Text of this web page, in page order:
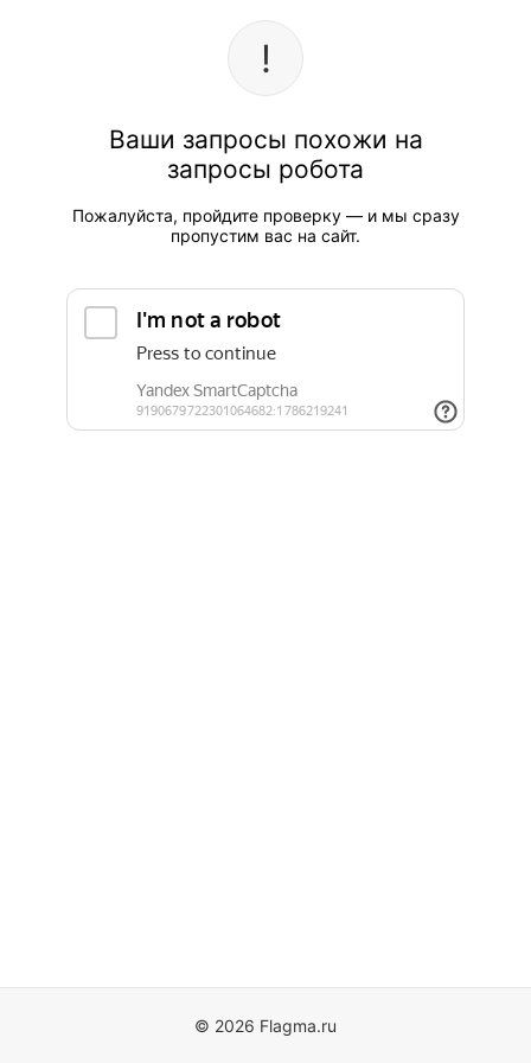
Ваши запросы похожи на
запросы робота
Пожалуйста, пройдите проверку — и мы сразу
пропустим вас на сайт.
© 2026 Flagma.ru